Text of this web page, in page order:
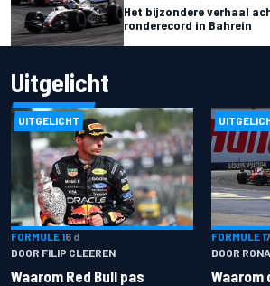
Het bijzondere verhaal
ronderecord in Bahrein
Uitgelicht
UITGELICHT
FORMULE 16 d
DOOR FILIP CLEEREN
Waarom Red Bull pas
FORMULE 1
DOOR
Waarom